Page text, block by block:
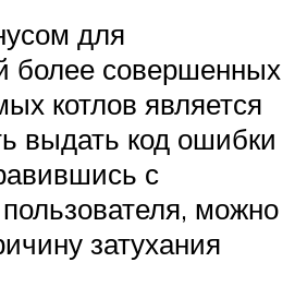
для
более совершенных
котлов является
выдать код ошибки
с
можно
затухания